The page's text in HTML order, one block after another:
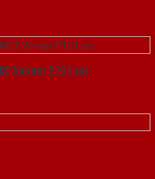
Veneer P1G1 soi